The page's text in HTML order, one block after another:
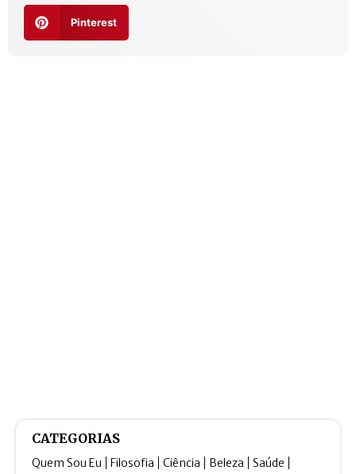
Pinterest
CATEGORIAS
Quem Sou Eu Filosofia Ciência Beleza Saúde